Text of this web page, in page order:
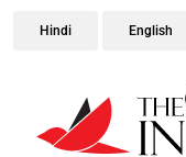
Hindi English